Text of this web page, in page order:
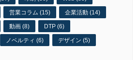
営業コラム (15) 企業活動 (14)
動画 (8) DTP (6)
ノベルティ (6) デザイン (5)